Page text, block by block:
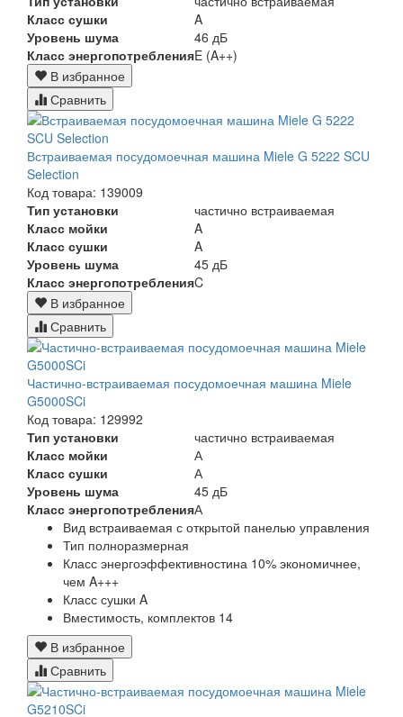
Класс сушки
A
Уровень шума
46 дБ
Класс энергопотребленияE (A++)
В избранное
Сравнить
Встраиваемая посудомоечная машина Miele G 5222 SCU
Selection
Код товара: 139009
Тип установки
частично встраиваемая
Класс мойки
A
Класс сушки
A
Уровень шума
45 дБ
Класс энергопотребленияC
В избранное
Сравнить
Частично-встраиваемая посудомоечная машина Miele
G5000SCi
Код товара: 129992
Тип установки
частично встраиваемая
Класс мойки
А
Класс сушки
А
Уровень шума
45 дБ
Класс энергопотребленияА
Вид встраиваемая с открытой панелью управления
Тип полноразмерная
Класс энергоэффективностина 10% экономичнее,
чем A+++
Класс сушки A
Вместимость, комплектов 14
В избранное
Сравнить